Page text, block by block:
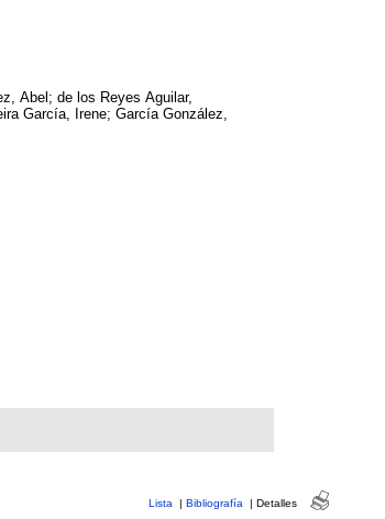
Abel; de los Reyes Aguilar,
García, Irene; García González,
Lista | Bibliografía | Detalles